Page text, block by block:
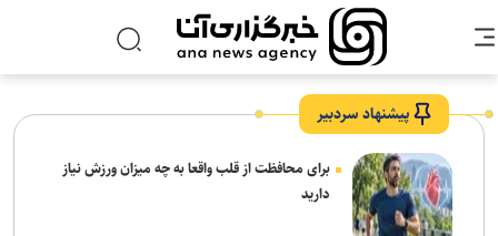
پیشنهاد سردبیر
برای محافظت از قلب واقعا به چه میزان ورزش نیاز
دارید